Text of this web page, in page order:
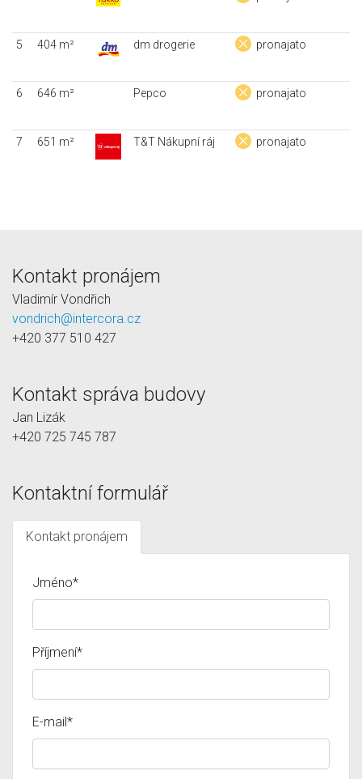
5 404 m² dm drogerie pronajato
6 646 m² Pepco pronajato
7 651 m² T&T Nákupní ráj pronajato
Kontakt pronájem
Vladimír Vondřich
vondrich@intercora.cz
+420 377 510 427
Kontakt správa budovy
Jan Lizák
+420 725 745 787
Kontaktní formulář
Kontakt pronájem
Jméno*
Příjmení*
E-mail*